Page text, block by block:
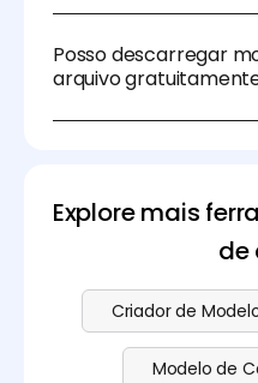
gerador de dieline do
tamanho, material e
descarregue os modelos
Posso descarregar
arquivo
Explore mais
de
Criador de
Modelo de